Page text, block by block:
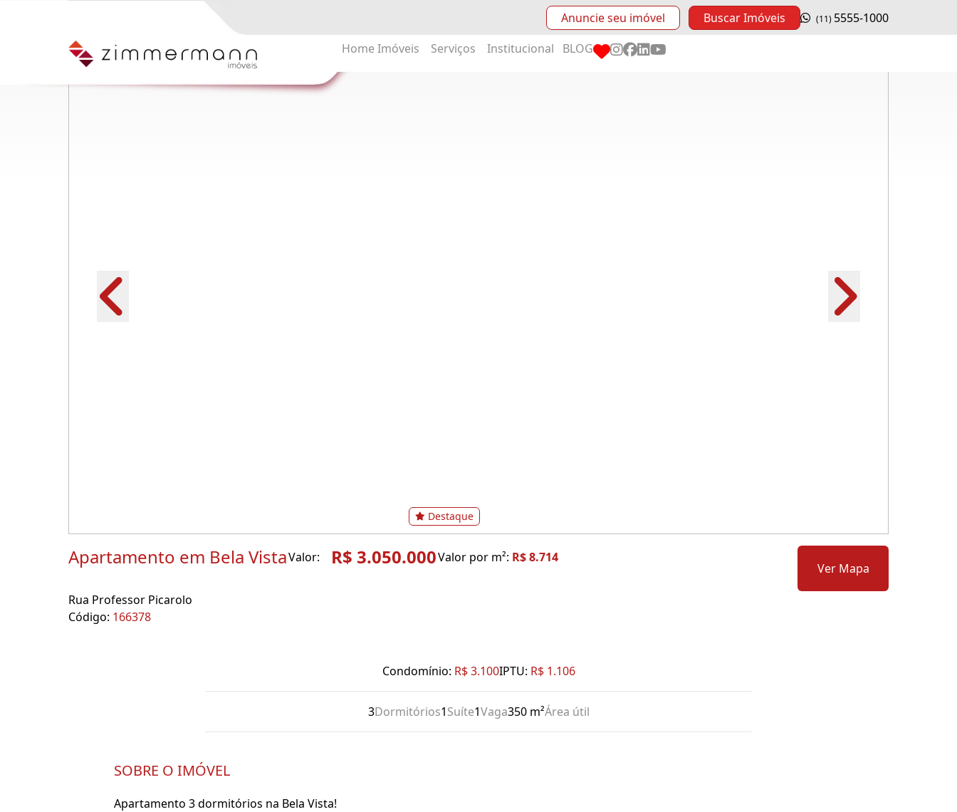
Anuncie seu imóvel Buscar Imóveis (11) 5555-1000
Home Imóveis Serviços Institucional BLOG
Destaque
Apartamento em Bela VistaValor: R$ 3.050.000Valor por m²: R$ 8.714
Rua Professor Picarolo
Código: 166378
Ver Mapa
Condomínio: R$ 3.100IPTU: R$ 1.106
3Dormitórios1Suíte1Vaga350 m²Área útil
SOBRE O IMÓVEL
Apartamento 3 dormitórios na Bela Vista!